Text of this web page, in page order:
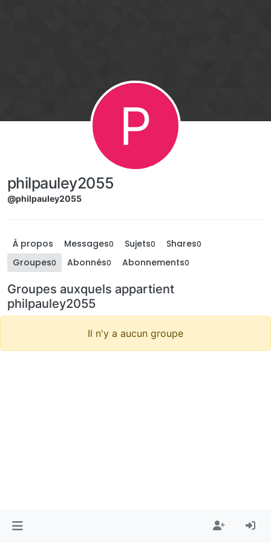
P
philpauley2055
@philpauley2055
À propos Messages0 Sujets0 Shares0
Groupes0 Abonnés0 Abonnements0
Groupes auxquels appartient
philpauley2055
Il n'y a aucun groupe